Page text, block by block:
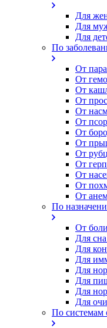
Для
Для
Для
По
От
Oт
От
От
От
Oт
От
От
От
От
От
От
От
По
От боли
Для
Для
Для
Для
Для
Для
Для
По системам